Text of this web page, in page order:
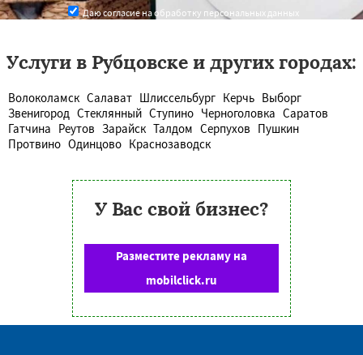
Даю согласие на обработку персональных данных
Услуги в Рубцовске и других городах:
Волоколамск Салават Шлиссельбург Керчь Выборг
Звенигород Стеклянный Ступино Черноголовка Саратов
Гатчина Реутов Зарайск Талдом Серпухов Пушкин
Протвино Одинцово Краснозаводск
У Вас свой бизнес?
Разместите рекламу на
mobilclick.ru